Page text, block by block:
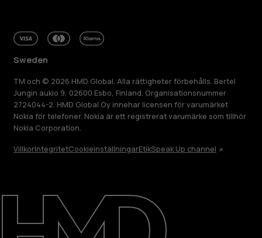
Reparera, återanvända, återvinna
Hållbarhet
Kundservice
Sweden
TM och © 2026 HMD Global. Alla rättigheter förbehålls. Bertel
Jungin aukio 9, 02600 Esbo, Finland. Organisationsnummer
2724044-2. HMD Global Oy innehar licensen för varumärket
Nokia för telefoner. Nokia är ett registrerat varumärke som tillhör
Nokia Corporation.
VillkorIntegritetCookieinställningarEtikSpeak Up channel